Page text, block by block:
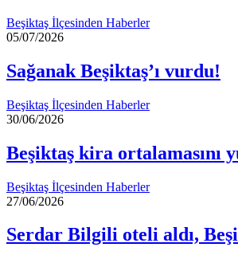
Beşiktaş İlçesinden Haberler
05/07/2026
Sağanak Beşiktaş’ı vurdu!
Beşiktaş İlçesinden Haberler
30/06/2026
Beşiktaş kira ortalamasını
Beşiktaş İlçesinden Haberler
27/06/2026
Serdar Bilgili oteli aldı,